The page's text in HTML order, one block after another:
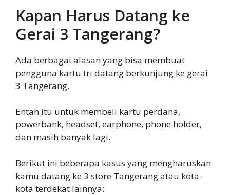
Kapan Harus Datang ke
Gerai 3 Tangerang?
Ada berbagai alasan yang bisa membuat
pengguna kartu tri datang berkunjung ke gerai
3 Tangerang.
Entah itu untuk membeli kartu perdana,
powerbank, headset, earphone, phone holder,
dan masih banyak lagi.
Berikut ini beberapa kasus yang mengharuskan
kamu datang ke 3 store Tangerang atau kota-
kota terdekat lainnya: